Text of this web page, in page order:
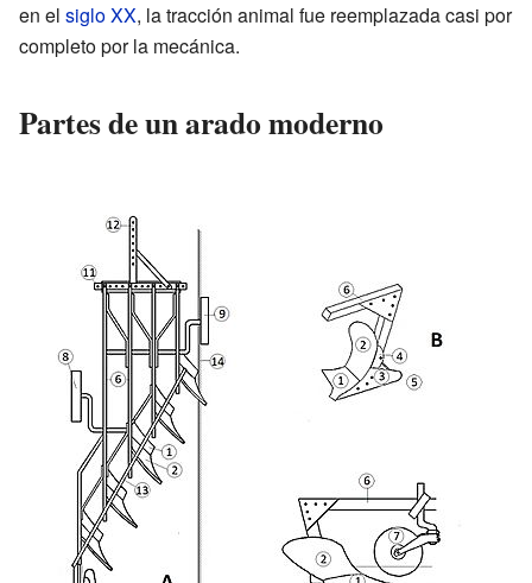
en el siglo XX, la tracción animal fue reemplazada casi por
completo por la mecánica.
Partes de un arado moderno